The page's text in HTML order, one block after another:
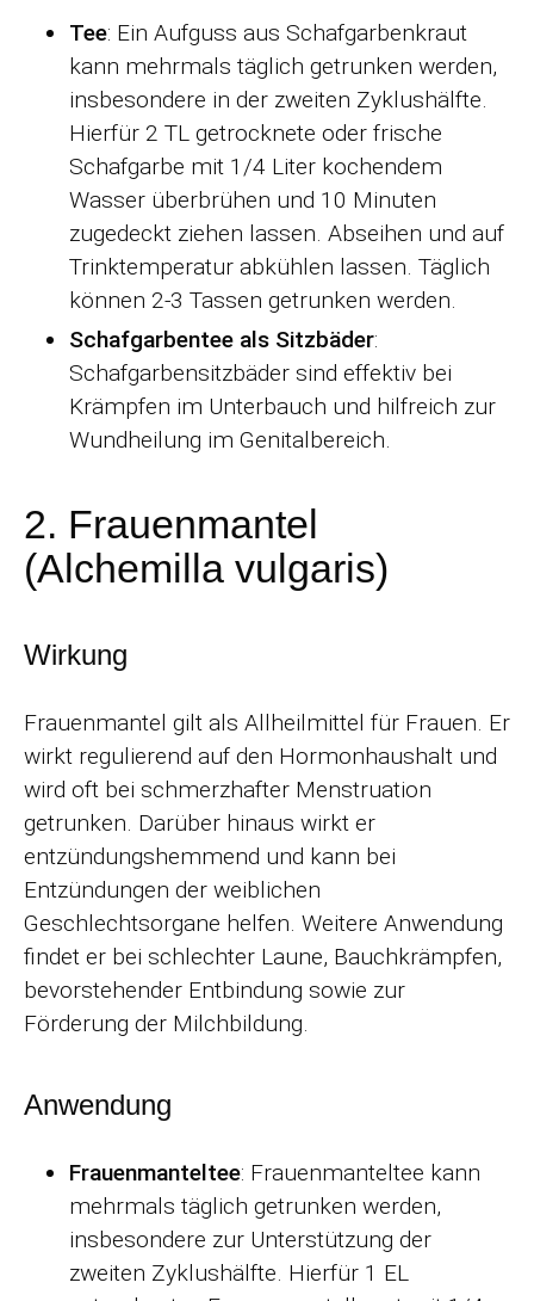
Tee: Ein Aufguss aus Schafgarbenkraut
kann mehrmals täglich getrunken werden,
insbesondere in der zweiten Zyklushälfte.
Hierfür 2 TL getrocknete oder frische
Schafgarbe mit 1/4 Liter kochendem
Wasser überbrühen und 10 Minuten
zugedeckt ziehen lassen. Abseihen und auf
Trinktemperatur abkühlen lassen. Täglich
können 2-3 Tassen getrunken werden.
Schafgarbentee als Sitzbäder:
Schafgarbensitzbäder sind effektiv bei
Krämpfen im Unterbauch und hilfreich zur
Wundheilung im Genitalbereich.
2. Frauenmantel
(Alchemilla vulgaris)
Wirkung
Frauenmantel gilt als Allheilmittel für Frauen. Er
wirkt regulierend auf den Hormonhaushalt und
wird oft bei schmerzhafter Menstruation
getrunken. Darüber hinaus wirkt er
entzündungshemmend und kann bei
Entzündungen der weiblichen
Geschlechtsorgane helfen. Weitere Anwendung
findet er bei schlechter Laune, Bauchkrämpfen,
bevorstehender Entbindung sowie zur
Förderung der Milchbildung.
Anwendung
Frauenmanteltee: Frauenmanteltee kann
mehrmals täglich getrunken werden,
insbesondere zur Unterstützung der
zweiten Zyklushälfte. Hierfür 1 EL